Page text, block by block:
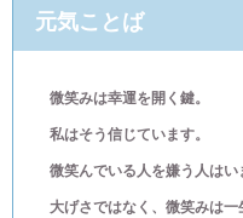
元気ことば
微笑みは幸運を開く鍵。
私はそう信じています。
微笑んでいる人を嫌う人はい
大げさではなく、微笑みは一